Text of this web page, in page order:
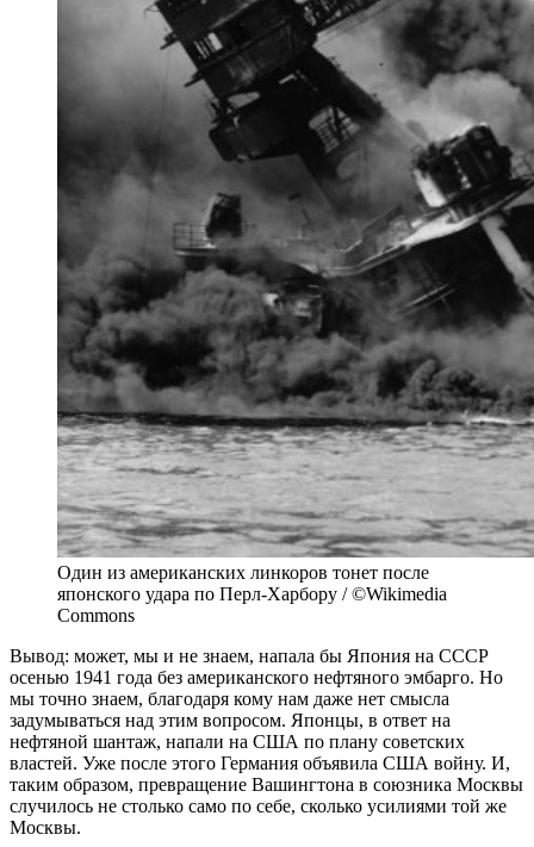
Один из американских линкоров тонет после
японского удара по Перл-Харбору / ©Wikimedia
Commons
Вывод: может, мы и не знаем, напала бы Япония на СССР
осенью 1941 года без американского нефтяного эмбарго. Но
мы точно знаем, благодаря кому нам даже нет смысла
задумываться над этим вопросом. Японцы, в ответ на
нефтяной шантаж, напали на США по плану советских
властей. Уже после этого Германия объявила США войну. И,
таким образом, превращение Вашингтона в союзника Москвы
случилось не столько само по себе, сколько усилиями той же
Москвы.